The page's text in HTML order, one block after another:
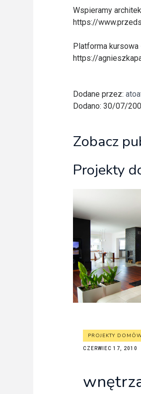
Wspieramy
https://
Platforma
https://
Dodane przez:
Dodano: 30/07/
Zobacz
Projekty
PROJEKTY
CZERWIEC 17, 2010